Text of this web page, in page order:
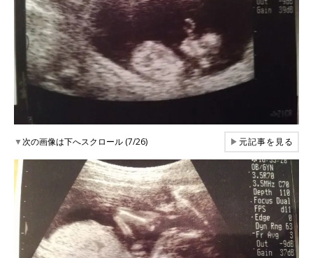
▼次の画像は下へスクロール (7/26) ▶元記事を見る